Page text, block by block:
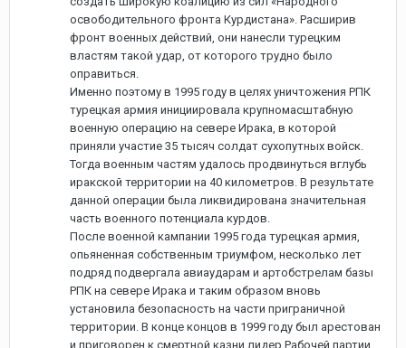
освободительного фронта Курдистана». Расширив
фронт военных действий, они нанесли турецким
властям такой удар, от которого трудно было
оправиться.
Именно поэтому в 1995 году в целях уничтожения РПК
турецкая армия инициировала крупномасштабную
военную операцию на севере Ирака, в которой
приняли участие 35 тысяч солдат сухопутных войск.
Тогда военным частям удалось продвинуться вглубь
иракской территории на 40 километров. В результате
данной операции была ликвидирована значительная
часть военного потенциала курдов.
После военной кампании 1995 года турецкая армия,
опьяненная собственным триумфом, несколько лет
подряд подвергала авиаударам и артобстрелам базы
РПК на севере Ирака и таким образом вновь
установила безопасность на части приграничной
территории. В конце концов в 1999 году был арестован
и приговорен к смертной казни лидер Рабочей партии